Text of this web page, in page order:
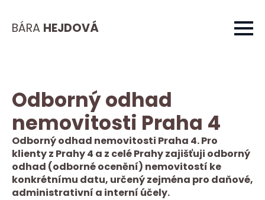
BÁRA HEJDOVÁ
Odborný odhad
nemovitosti Praha 4
Odborný odhad nemovitosti Praha 4. Pro
klienty z Prahy 4 a z celé Prahy zajišťuji odborný
odhad (odborné ocenění) nemovitostí ke
konkrétnímu datu, určený zejména pro daňové,
administrativní a interní účely.